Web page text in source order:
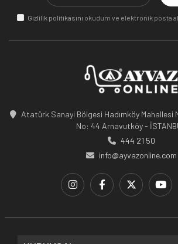
Gizlilik politikasını okudum ve elektronik posta
Atatürk Sanayi Bölgesi Hadımköy Mahallesi
No: 44 Arnavutköy -
444 21 50
info@ayvazonline.com